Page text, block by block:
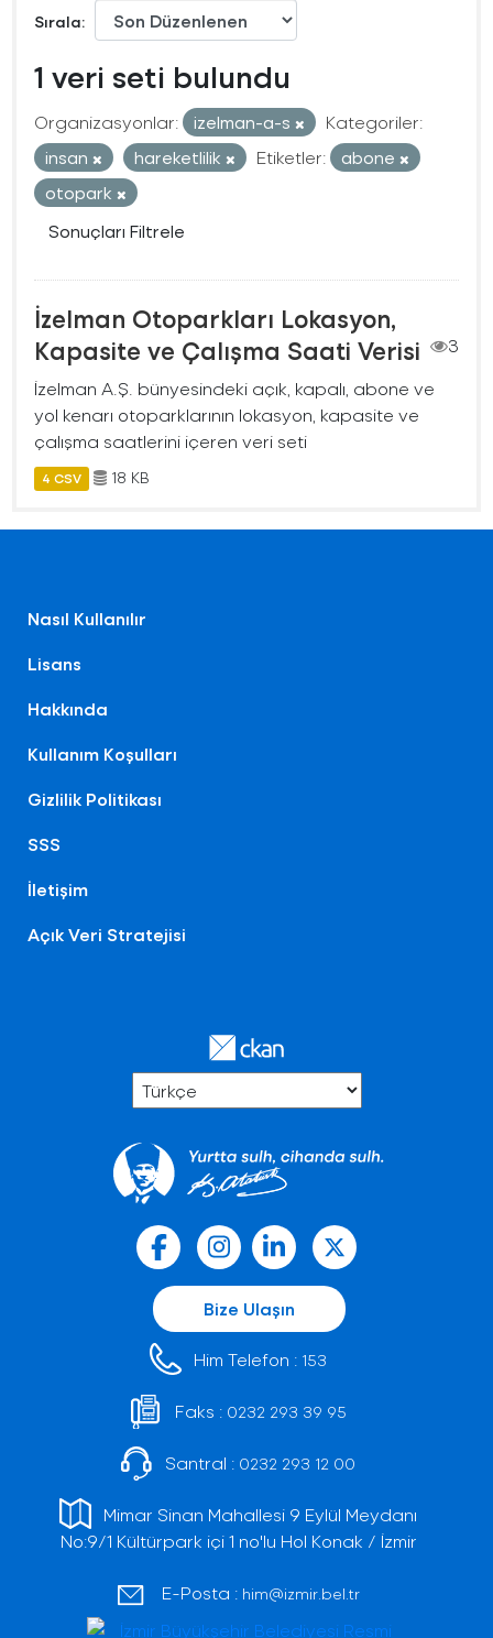
Sırala
1 veri seti bulundu
Organizasyonlar: izelman-a-s
Kategoriler:
insan
hareketlilik Etiketler:
abone
otopark
Sonuçları Filtrele
İzelman Otoparkları Lokasyon,
Kapasite ve Çalışma Saati Verisi
3
İzelman A.Ş. bünyesindeki açık, kapalı, abone ve
yol kenarı otoparklarının lokasyon, kapasite ve
çalışma saatlerini içeren veri seti
4 CSV 18 KB
Nasıl Kullanılır
Lisans
Hakkında
Kullanım Koşulları
Gizlilik Politikası
SSS
İletişim
Açık Veri Stratejisi
Bize Ulaşın
Him Telefon : 153
Faks : 0232 293 39 95
Santral : 0232 293 12 00
Mimar Sinan Mahallesi 9 Eylül Meydanı
No:9/1 Kültürpark içi 1 no'lu Hol Konak / İzmir
E-Posta : him@izmir.bel.tr